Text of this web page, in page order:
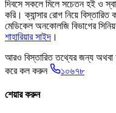
দিবসে সকলে মিলে সচেতন হই ও
করি।ক্যান্সার রোগ নিয়ে
মেডিকেল অনকোলজি বিভাগের
শাহারিয়ার সাইদ ।
আরও বিস্তারিত তথ্যের জন্য অথবা
করে কল করুন
১০৬৭৮
শেয়ার করুন